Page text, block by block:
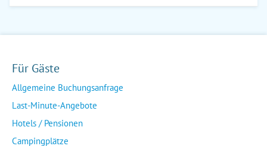
Für Gäste
Allgemeine Buchungsanfrage
Last-Minute-Angebote
Hotels / Pensionen
Campingplätze